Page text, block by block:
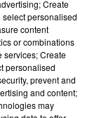
entrées
nos
Create
personalised
content
or combinations
services; Create
personalised
prevent and
and content;
may